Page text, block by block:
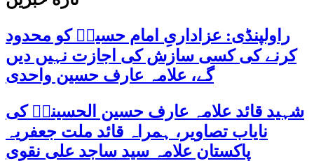
راولپنڈی: عزاداریِ امام حسینؑ کو محدود
کرنے کی کسی سازش کی اجازت نہیں دیں
گے، علامہ عارف حسین واحدی
شہید قائد علامہ عارف حسین الحسینیؒ کی
نایاب تصاویر، ہمراہ قائد ملت جعفریہ
پاکستان علامہ سید ساجد علی نقوی